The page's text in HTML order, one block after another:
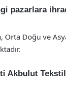
pazarlara
Orta Doğu ve
Akbulut